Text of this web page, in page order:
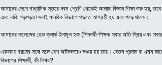
আমাদের দেশে মাধ্যমিক স্তরে নবম শ্রেণি থেকেই আলাদা বিজ্ঞান শিক্ষা শুরু হয়, তবে
এবং বাকি গড়পড়তা সবাই মানবিক বিভাগে পড়তে আগ্রহী হয় এবং পড়ে থাকে।
আমাদের কলেজের হেড ক্লার্ক ইনামূল হক (শিক্ষার্থী-শিক্ষক সবার অতি প্রিয় এবং
একসময় বয়সের সঙ্গে সঙ্গে বেশ অভিজ্ঞতাও সঞ্চয় হয় তার। বেতন প্রদান বা এমন কাজে
বিভাগের শিক্ষার্থী, কী লিখব?